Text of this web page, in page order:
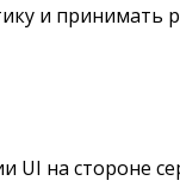
и принимать
UI на стороне